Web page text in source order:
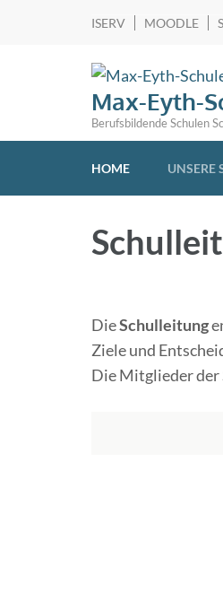
ISERV MOODLE
Max-Eyth-
Berufsbildende Schulen
HOME UNSERE
DieSchulleitung
Ziele und
Die Mitglieder der